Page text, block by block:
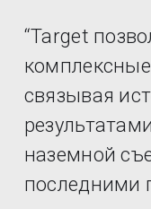
“Target
связывая
наземной
последними